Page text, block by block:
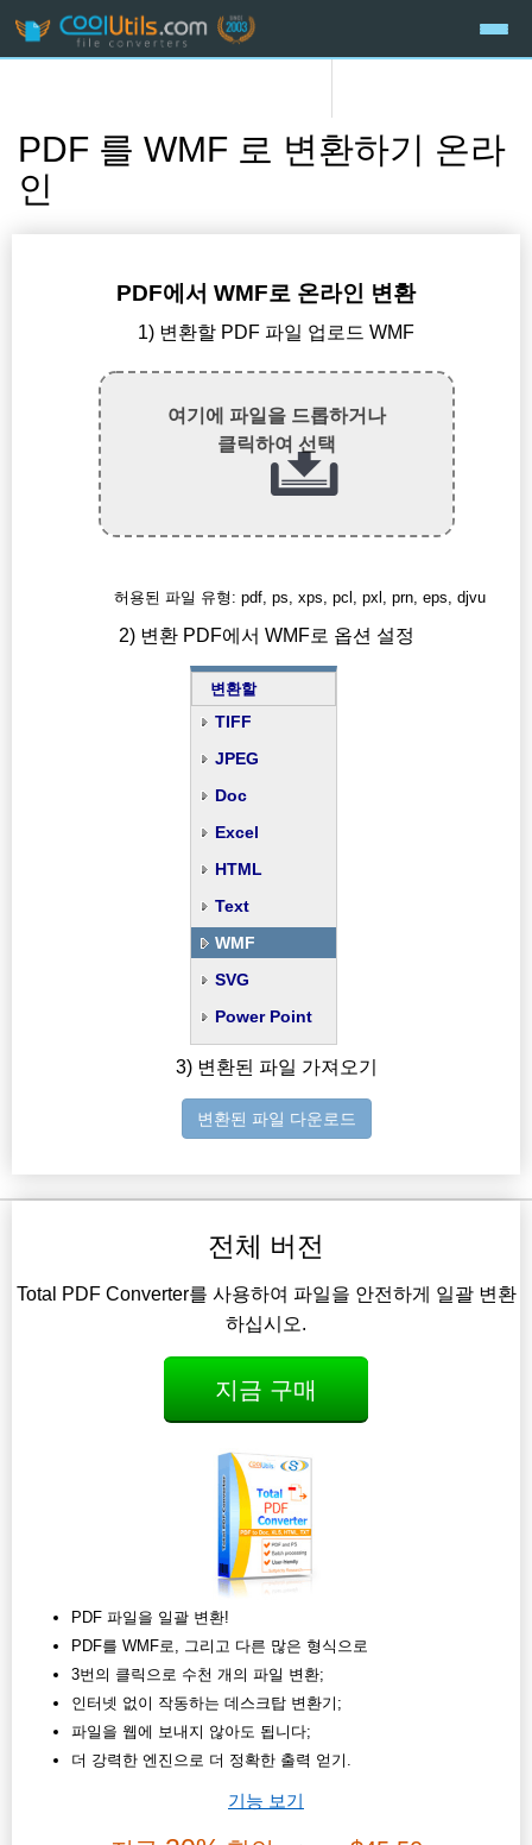
PDF 를 WMF 로 변환하기 온라
인
PDF에서 WMF로 온라인 변환
1) 변환할 PDF 파일 업로드 WMF
여기에 파일을 드롭하거나
클릭하여 선택
허용된 파일 유형: pdf, ps, xps, pcl, pxl, prn, eps, djvu
2) 변환 PDF에서 WMF로 옵션 설정
변환할
TIFF
JPEG
Doc
Excel
HTML
Text
WMF
SVG
Power Point
3) 변환된 파일 가져오기
변환된 파일 다운로드
전체 버전
Total PDF Converter를 사용하여 파일을 안전하게 일괄 변환
하십시오.
지금 구매
PDF 파일을 일괄 변환!
PDF를 WMF로, 그리고 다른 많은 형식으로
3번의 클릭으로 수천 개의 파일 변환;
인터넷 없이 작동하는 데스크탑 변환기;
파일을 웹에 보내지 않아도 됩니다;
더 강력한 엔진으로 더 정확한 출력 얻기.
기능 보기